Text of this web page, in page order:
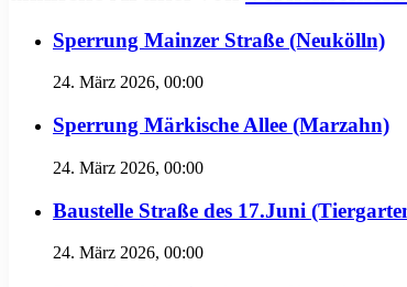
Sperrung Mainzer Straße (Neukölln)
24. März 2026, 00:00
Sperrung Märkische Allee (Marzahn)
24. März 2026, 00:00
Baustelle Straße des 17.Juni
24. März 2026, 00:00